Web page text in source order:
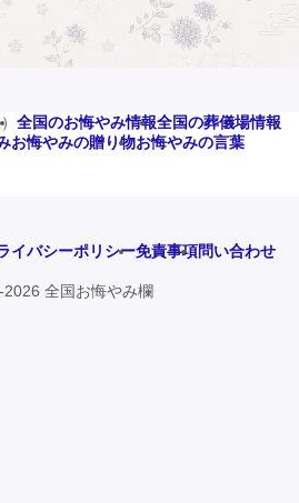
全国のお悔やみ情報全国の葬儀場情報
お悔やみの贈り物お悔やみの言葉
イバシーポリシー免責事項問い合わせ
全国お悔やみ欄